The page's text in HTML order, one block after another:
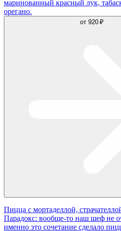
маринованный красный лук,
орегано.
от 920 ₽
Пицца с мортаделлой,
Парадокс: вообще-то наш шеф не
именно это сочетание сделало